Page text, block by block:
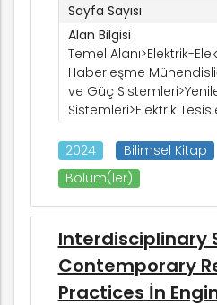
Sayfa Sayısı
Alan Bilgisi
Temel Alanı>Elektrik-
Haberleşme
ve Güç
Sistemleri>Elektrik
2024 Bilimsel Kitap
Bölüm(ler)
Interdisciplinary
Contemporary
Practices İn